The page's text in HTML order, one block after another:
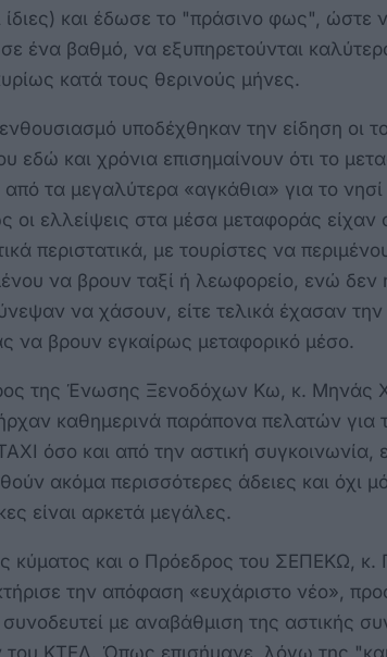
ίδιες) και έδωσε το "πράσινο φως", ώστε
ένα βαθμό, να εξυπηρετούνται
κατά τους θερινούς μήνες.
υποδέχθηκαν την είδηση οι
εδώ και χρόνια επισημαίνουν ότι το
τα μεγαλύτερα «αγκάθια» για το νησί
οι ελλείψεις στα μέσα μεταφοράς είχαν
περιστατικά, με τουρίστες να
να βρουν ταξί ή λεωφορείο, ενώ δεν
να χάσουν, είτε τελικά έχασαν την
να βρουν εγκαίρως μεταφορικό μέσο.
της Ένωσης Ξενοδόχων Κω, κ. Μηνάς
καθημερινά παράπονα πελατών για
όσο και από την αστική συγκοινωνία,
ακόμα περισσότερες άδειες και όχι
είναι αρκετά μεγάλες.
κύματος και ο Πρόεδρος του ΣΕΠΕΚΩ, κ.
την απόφαση «ευχάριστο νέο»,
με αναβάθμιση της αστικής
του ΚΤΕΛ. Όπως επισήμανε, λόγω της